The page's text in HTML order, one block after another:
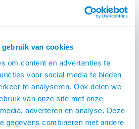
gebruik van cookies
om content en advertenties te
voor social media te bieden
te analyseren. Ook delen we
van onze site met onze
adverteren en analyse. Deze
gegevens combineren met andere
is